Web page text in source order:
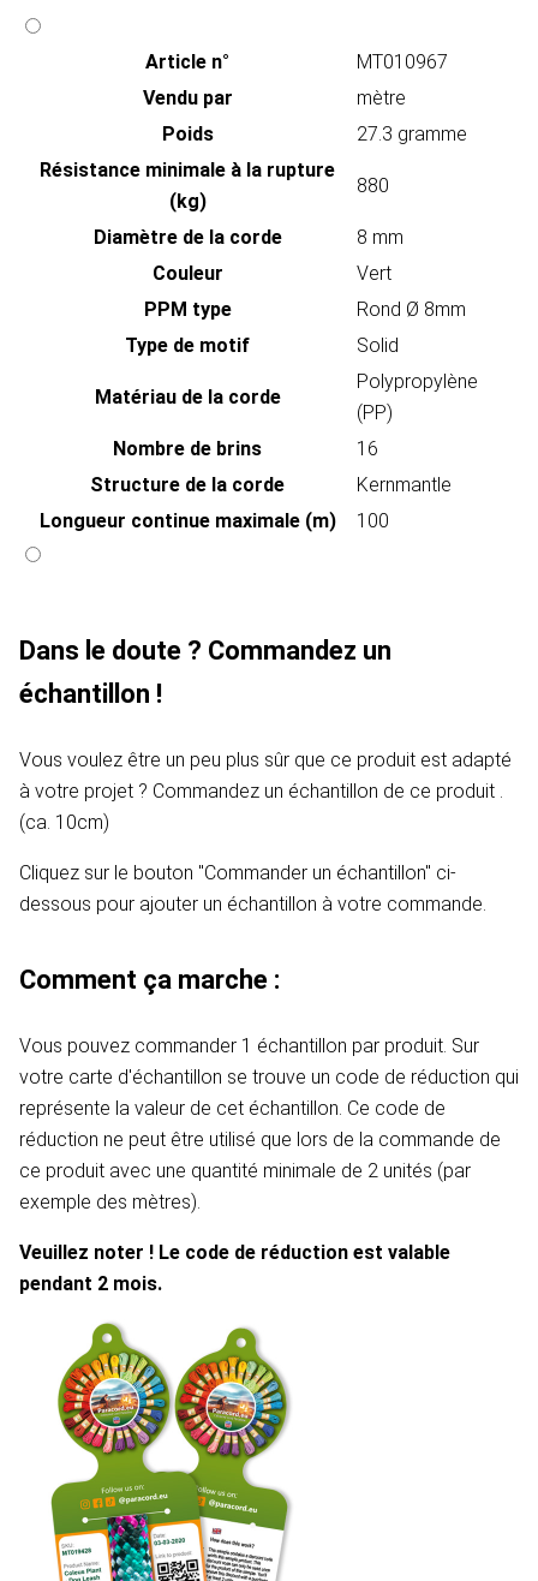
Article n°
MT010967
Vendu par
mètre
Poids
27.3 gramme
Résistance minimale à la rupture
(kg)
880
Diamètre de la corde
8 mm
Couleur
Vert
PPM type
Rond Ø 8mm
Type de motif
Solid
Matériau de la corde
Polypropylène
(PP)
Nombre de brins
16
Structure de la corde
Kernmantle
Longueur continue maximale (m)
100
Dans le doute ? Commandez un
échantillon !
Vous voulez être un peu plus sûr que ce produit est adapté
à votre projet ? Commandez un échantillon de ce produit .
(ca. 10cm)
Cliquez sur le bouton "Commander un échantillon" ci-
dessous pour ajouter un échantillon à votre commande.
Comment ça marche :
Vous pouvez commander 1 échantillon par produit. Sur
votre carte d'échantillon se trouve un code de réduction qui
représente la valeur de cet échantillon. Ce code de
réduction ne peut être utilisé que lors de la commande de
ce produit avec une quantité minimale de 2 unités (par
exemple des mètres).
Veuillez noter ! Le code de réduction est valable
pendant 2 mois.